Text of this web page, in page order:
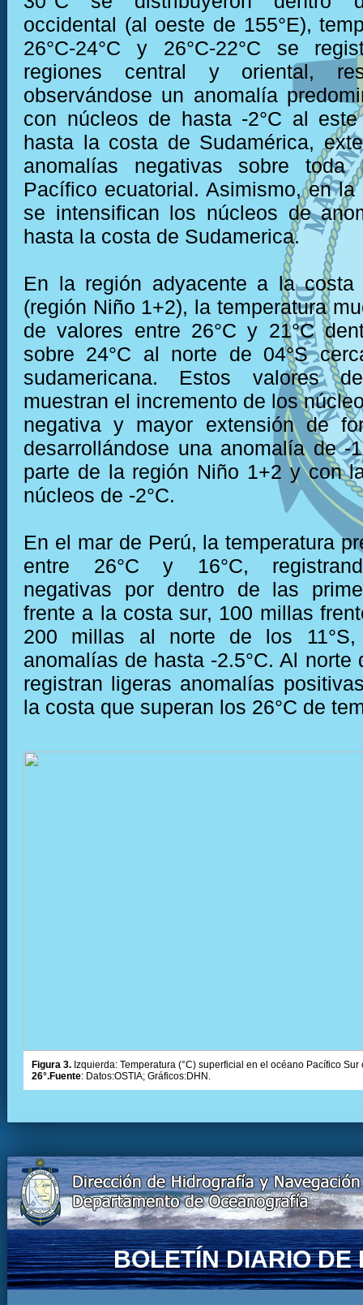
occidental (al oeste de 155°E),
26°C-24°C y 26°C-22°C se
regiones central y oriental,
observándose un anomalía
con núcleos de hasta -2°C al
hasta la costa de Sudamérica,
anomalías negativas sobre
Pacífico ecuatorial. Asimismo, en la
se intensifican los núcleos de
hasta la costa de Sudamerica.
En la región adyacente a la costa
(región Niño 1+2), la temperatura
de valores entre 26°C y 21°C
sobre 24°C al norte de 04°S
sudamericana. Estos valores
muestran el incremento de los
negativa y mayor extensión de
desarrollándose una anomalía de -
parte de la región Niño 1+2 y con
núcleos de -2°C.
En el mar de Perú, la temperatura
entre 26°C y 16°C,
negativas por dentro de las
frente a la costa sur, 100 millas
200 millas al norte de los 11°S,
anomalías de hasta -2.5°C. Al norte
registran ligeras anomalías
la costa que superan los 26°C de
Figura 3. Izquierda: Temperatura (°C) superficial en el océano Pacífico
26°.Fuente: Datos:OSTIA; Gráficos:DHN.
BOLETÍN DIARIO DE